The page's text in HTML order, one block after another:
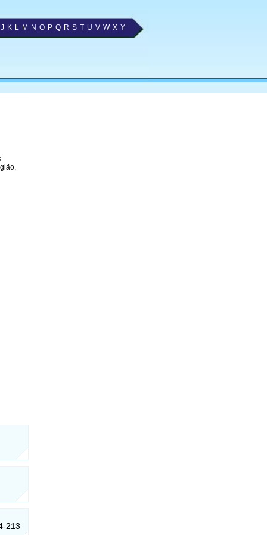
J K L M N O P Q R S T U V W X Y
213